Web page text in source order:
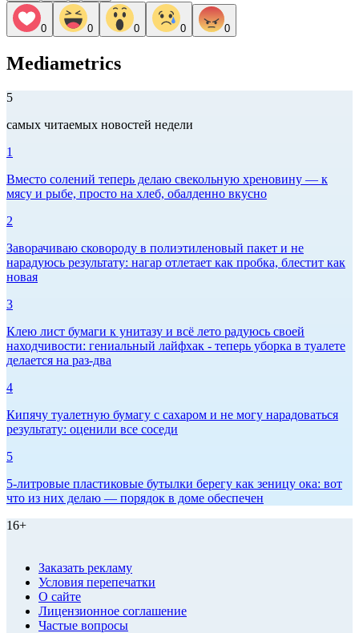
0 0 0 0 0
Mediametrics
5
самых читаемых новостей недели
1
Вместо солений теперь делаю свекольную хреновину — к
мясу и рыбе, просто на хлеб, обалденно вкусно
2
Заворачиваю сковороду в полиэтиленовый пакет и не
нарадуюсь результату: нагар отлетает как пробка, блестит как
новая
3
Клею лист бумаги к унитазу и всё лето радуюсь своей
находчивости: гениальный лайфхак - теперь уборка в туалете
делается на раз-два
4
Кипячу туалетную бумагу с сахаром и не могу нарадоваться
результату: оценили все соседи
5
5-литровые пластиковые бутылки берегу как зеницу ока: вот
что из них делаю — порядок в доме обеспечен
16+
Заказать рекламу
Условия перепечатки
О сайте
Лицензионное соглашение
Частые вопросы